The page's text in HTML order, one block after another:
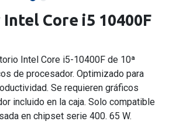
Core i5 10400F
Intel Core i5-10400F de 10ª
de procesador. Optimizado para
Se requieren gráficos
incluido en la caja. Solo compatible
en chipset serie 400. 65 W.